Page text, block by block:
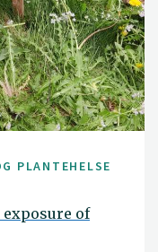
PLANTEHELSE
of